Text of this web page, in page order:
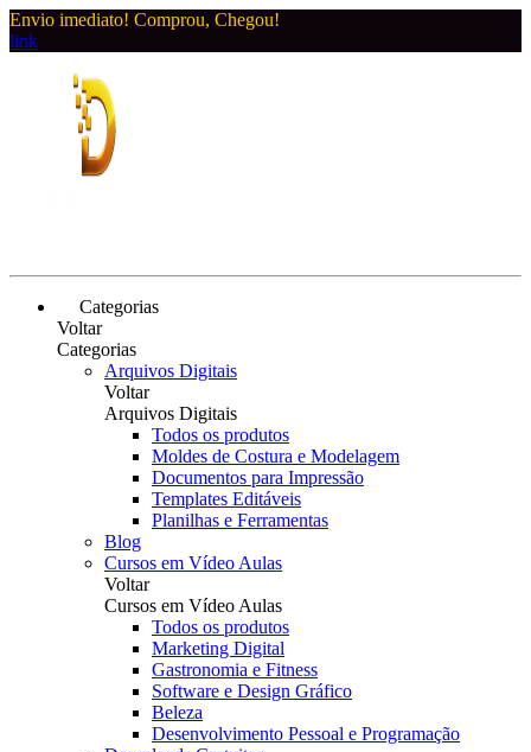
Envio imediato! Comprou, Chegou!
link
Categorias
Voltar
Categorias
Arquivos Digitais
Voltar
Arquivos Digitais
Todos os produtos
Moldes de Costura e Modelagem
Documentos para Impressão
Templates Editáveis
Planilhas e Ferramentas
Blog
Cursos em Vídeo Aulas
Voltar
Cursos em Vídeo Aulas
Todos os produtos
Marketing Digital
Gastronomia e Fitness
Software e Design Gráfico
Beleza
Desenvolvimento Pessoal e Programação